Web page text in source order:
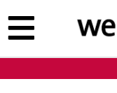
zum
Inhalt